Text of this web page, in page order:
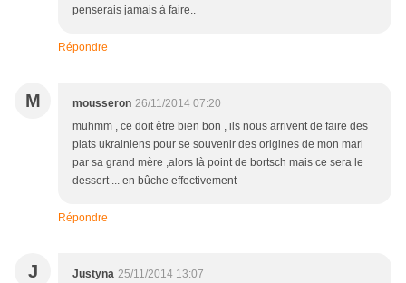
penserais jamais à faire..
Répondre
M mousseron 26/11/2014 07:20
muhmm , ce doit être bien bon , ils nous arrivent de faire des
plats ukrainiens pour se souvenir des origines de mon mari
par sa grand mère ,alors là point de bortsch mais ce sera le
dessert ... en bûche effectivement
Répondre
J Justyna 25/11/2014 13:07